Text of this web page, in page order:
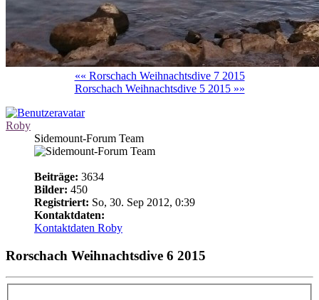
«« Rorschach Weihnachtsdive 7 2015
Rorschach Weihnachtsdive 5 2015 »»
Roby
Sidemount-Forum Team
Beiträge: 3634
Bilder: 450
Registriert: So, 30. Sep 2012, 0:39
Kontaktdaten:
Kontaktdaten Roby
Rorschach Weihnachtsdive 6 2015